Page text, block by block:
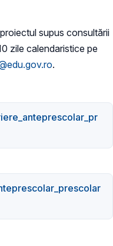
supus consultării
zile calendaristice pe
.